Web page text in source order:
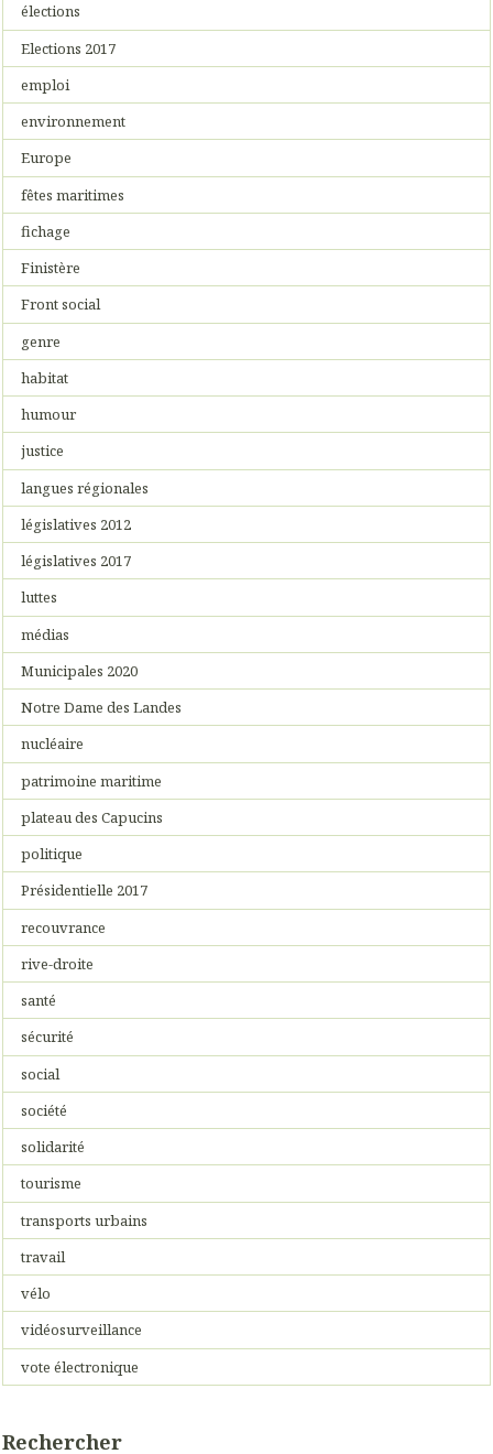
élections
Elections 2017
emploi
environnement
Europe
fêtes maritimes
fichage
Finistère
Front social
genre
habitat
humour
justice
langues régionales
législatives 2012
législatives 2017
luttes
médias
Municipales 2020
Notre Dame des Landes
nucléaire
patrimoine maritime
plateau des Capucins
politique
Présidentielle 2017
recouvrance
rive-droite
santé
sécurité
social
société
solidarité
tourisme
transports urbains
travail
vélo
vidéosurveillance
vote électronique
Rechercher